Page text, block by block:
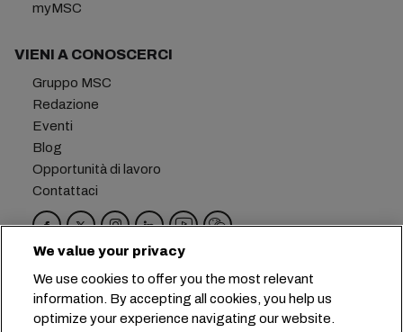
myMSC
VIENI A CONOSCERCI
Gruppo MSC
Redazione
Eventi
Blog
Opportunità di lavoro
Contattaci
Sede centrale: +41 227038888
info@msc.com
Chemin Rieu 12, 1208 Geneva
Switzerland
We value your privacy
We use cookies to offer you the most relevant
information. By accepting all cookies, you help us
optimize your experience navigating our website.